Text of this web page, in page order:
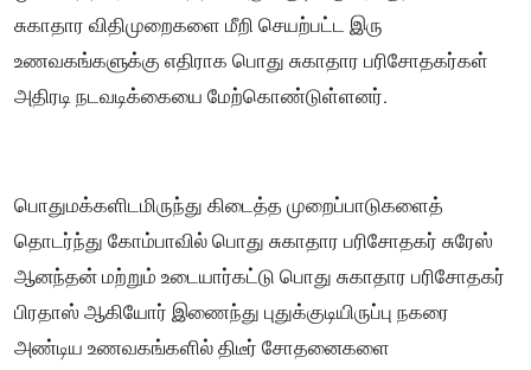
சுகாதார விதிமுறைகளை மீறி செயற்பட்ட இரு
உணவகங்களுக்கு எதிராக பொது சுகாதார பரிசோதகர்கள்
அதிரடி நடவடிக்கையை மேற்கொண்டுள்ளனர்.
பொதுமக்களிடமிருந்து கிடைத்த முறைப்பாடுகளைத்
தொடர்ந்து கோம்பாவில் பொது சுகாதார பரிசோதகர் சுரேஸ்
ஆனந்தன் மற்றும் உடையார்கட்டு பொது சுகாதார பரிசோதகர்
பிரதாஸ் ஆகியோர் இணைந்து புதுக்குடியிருப்பு நகரை
அண்டிய உணவகங்களில் திடீர் சோதனைகளை